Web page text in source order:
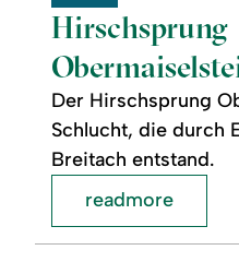
Hirschsprung
Der Hirschsprung
Schlucht, die durch
Breitach entstand.
readmore
readmore: